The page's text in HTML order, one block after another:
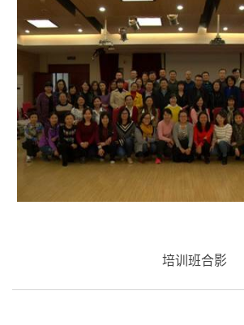
培训班合影